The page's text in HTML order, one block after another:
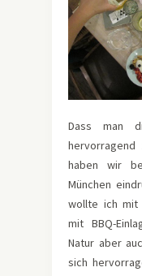
Dass man
hervorragend
haben wir
München
wollte ich mit
mit BBQ-
Natur aber
sich